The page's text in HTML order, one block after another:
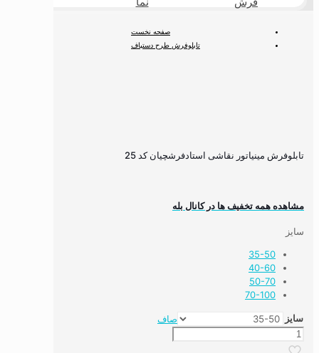
صفحه نخست
تابلوفرش طرح دستباف
تابلوفرش مینیاتور نقاشی استادفرشچیان کد 25
مشاهده همه تخفیف ها در کانال بله
سایز
35-50
40-60
50-70
70-100
سایز
صاف
تابلوفرش
مینیاتور